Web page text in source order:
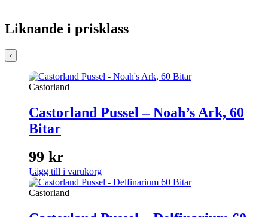
Liknande i prisklass
‹
Castorland
Castorland Pussel – Noah’s Ark, 60
Bitar
99 kr
Lägg till i varukorg
Castorland